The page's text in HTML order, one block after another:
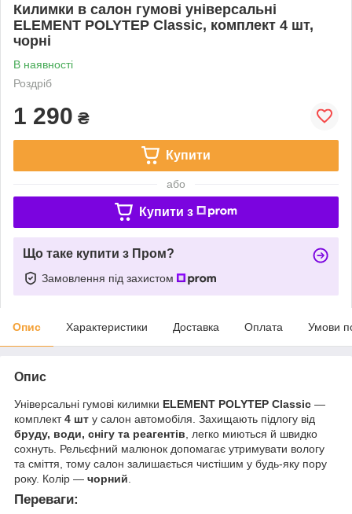
Килимки в салон гумові універсальні
ELEMENT POLYTEP Classic, комплект 4 шт,
чорні
В наявності
Роздріб
1 290 ₴
Купити
або
Купити з
Що таке купити з Пром?
Замовлення під захистом
Опис Характеристики Доставка Оплата Умови
Опис
Універсальні гумові килимки ELEMENT POLYTEP Classic —
комплект4 шт у салон автомобіля. Захищають підлогу від
бруду, води, снігу та реагентів , легко миються й швидко
сохнуть. Рельєфний малюнок допомагає утримувати вологу
та сміття, тому салон залишається чистішим у будь-яку пору
року. Колір — чорний
Переваги: